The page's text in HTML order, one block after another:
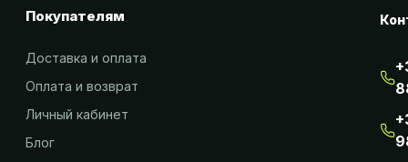
Покупателям
Доставка и оплата
Оплата и возврат
Личный кабинет
Блог